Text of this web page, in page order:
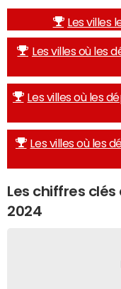
Les villes
Les villes où les
Les villes où les
Les villes où les
Les chiffres
2024